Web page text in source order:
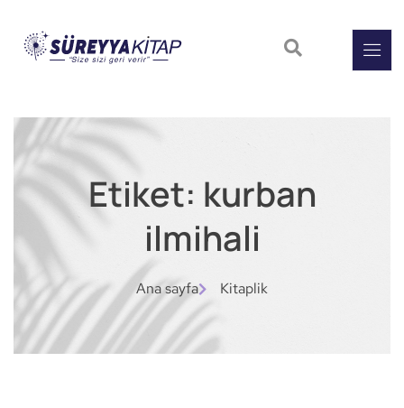
Etiket: kurban
ilmihali
Ana sayfa Kitaplik